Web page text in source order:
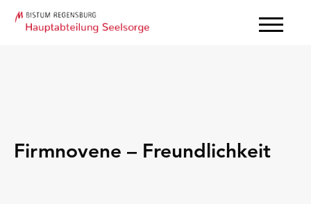
Firmnovene – Freundlichkeit